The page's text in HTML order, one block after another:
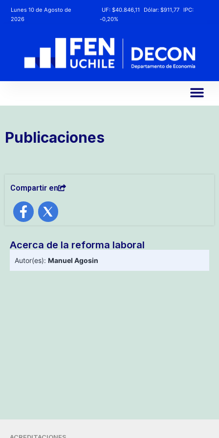
Lunes 10 de Agosto de
2026
UF: $40.846,11 Dólar: $911,77
IPC:
-0,20%
Publicaciones
Compartir en
Acerca de la reforma laboral
Autor(es): Manuel Agosin